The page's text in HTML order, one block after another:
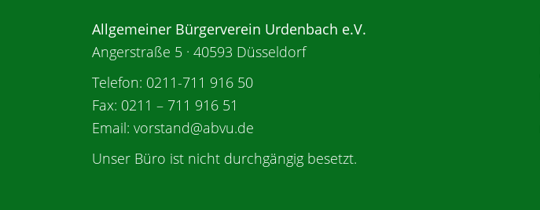
Allgemeiner Bürgerverein Urdenbach e.V.
Angerstraße 5 · 40593 Düsseldorf
Telefon: 0211-711 916 50
Fax: 0211 – 711 916 51
Email: vorstand@abvu.de
Unser Büro ist nicht durchgängig besetzt.